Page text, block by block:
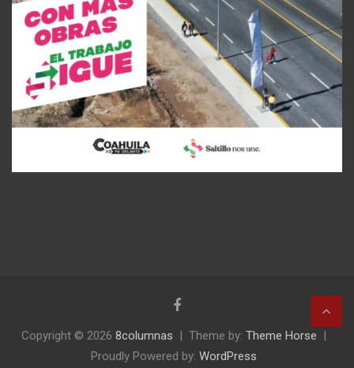
Copyright © 2026 8columnas Theme by: Theme Horse
Proudly Powered by: WordPress